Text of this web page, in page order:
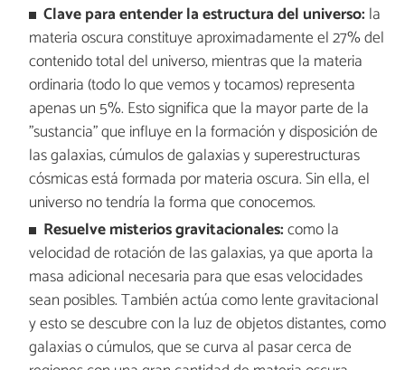
Clave para entender la estructura del universo: la
materia oscura constituye aproximadamente el 27% del
contenido total del universo, mientras que la materia
ordinaria (todo lo que vemos y tocamos) representa
apenas un 5%. Esto significa que la mayor parte de la
"sustancia" que influye en la formación y disposición de
las galaxias, cúmulos de galaxias y superestructuras
cósmicas está formada por materia oscura. Sin ella, el
universo no tendría la forma que conocemos.
Resuelve misterios gravitacionales:como la
velocidad de rotación de las galaxias, ya que aporta la
masa adicional necesaria para que esas velocidades
sean posibles. También actúa como lente gravitacional
y esto se descubre con la luz de objetos distantes, como
galaxias o cúmulos, que se curva al pasar cerca de